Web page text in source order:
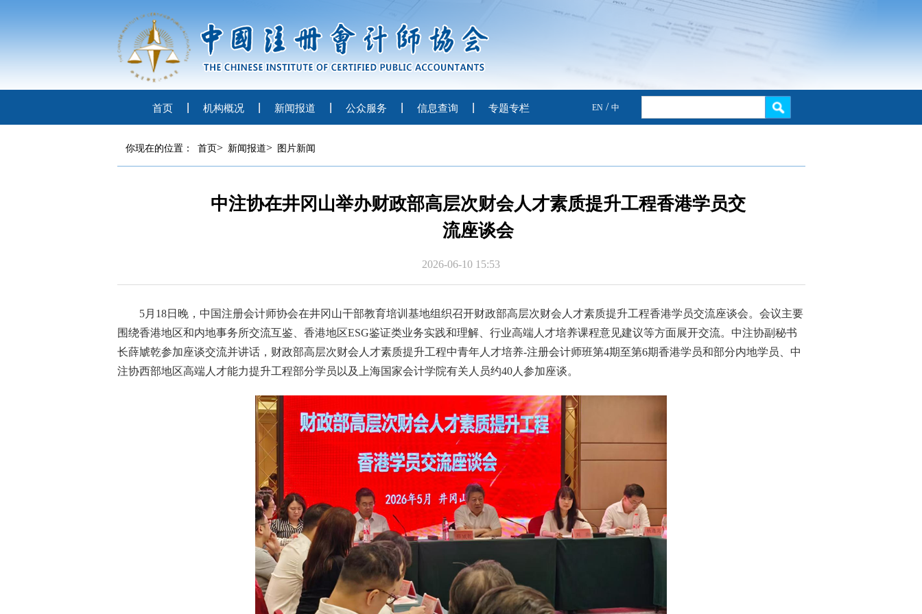
首页 机构概况 新闻报道 公众服务 信息查询 专题专栏 EN / 中
你现在的位置： 首页> 新闻报道> 图片新闻
中注协在井冈山举办财政部高层次财会人才素质提升工程香港学员交
流座谈会
2026-06-10 15:53
5月 18日 晚，中国注册会计师协会在井冈山干部教育培训基地组织召开财政部高层次财会人才素质提升工程香港学员交流座谈会。会议主要
围绕香港地区和内地事务所交流互鉴、香港地区ESG鉴证类业务实践和理解、行业高端人才培养课程意见建议等方面展开交流。中注协副秘书
长薛虓乾参加座谈交流并讲话， 财政部高层次财会人才素质提升工程中青年人才培养-注册会计师班第4期至第6期香港学员和部分内地学员、中
注协西部地区高端人才能力提升工程部分学员 以及上海国家会计学院有关人员约40人参加座谈。